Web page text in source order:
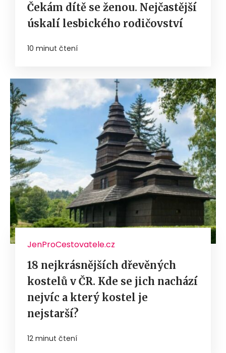
Čekám dítě se ženou. Nejčastější
úskalí lesbického rodičovství
10 minut čtení
JenProCestovatele.cz
18 nejkrásnějších dřevěných
kostelů v ČR. Kde se jich nachází
nejvíc a který kostel je
nejstarší?
12 minut čtení